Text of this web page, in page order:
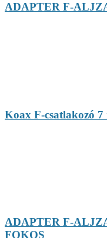
ADAPTER F-
Koax F-csatlakozó
ADAPTER F-
FOKOS